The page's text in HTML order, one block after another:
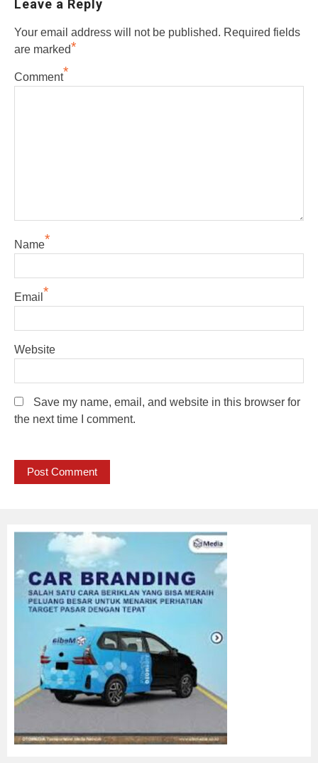
Leave a Reply
Your email address will not be published. Required fields
are marked*
Comment*
Name*
Email *
Website
Save my name, email, and website in this browser for
the next time I comment.